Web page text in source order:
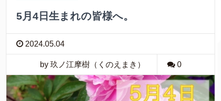
5月4日生まれの皆様へ。
2024.05.04
by 玖ノ江摩樹（くのえまき） 0